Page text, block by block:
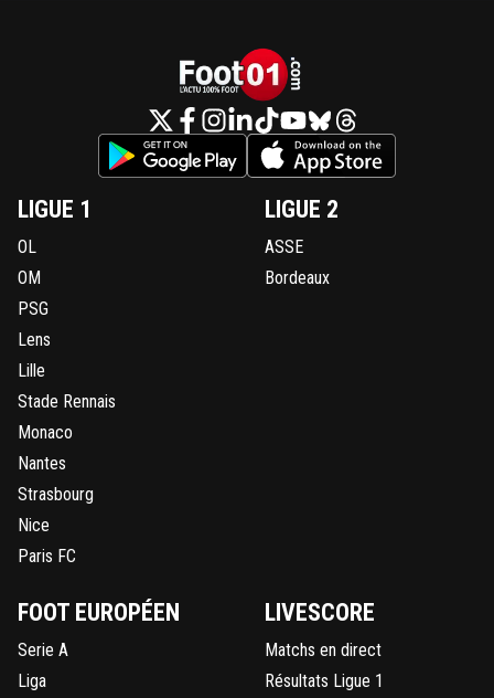
LIGUE 1
OL
OM
PSG
Lens
Lille
Stade Rennais
Monaco
Nantes
Strasbourg
Nice
Paris FC
LIGUE 2
ASSE
Bordeaux
FOOT EUROPÉEN
Serie A
Liga
LIVESCORE
Matchs en direct
Résultats Ligue 1